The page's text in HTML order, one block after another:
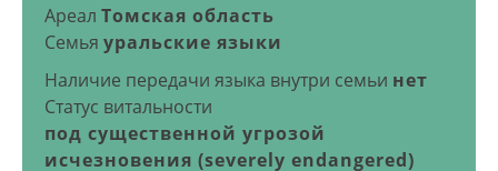
Ареал Томская область
Семья уральские языки
Наличие передачи языка внутри семьи нет
Статус витальности
под существенной угрозой
исчезновения (severely endangered)